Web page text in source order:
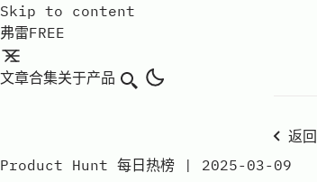
Skip to content
弗雷FREE
文章合集关于产品 搜索
返回
Product Hunt 每日热榜 | 2025-03-09